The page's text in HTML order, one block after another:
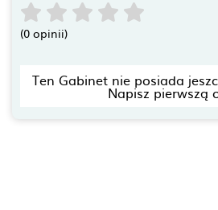
(0 opinii)
Ten Gabinet nie posiada
Napisz pierwszą